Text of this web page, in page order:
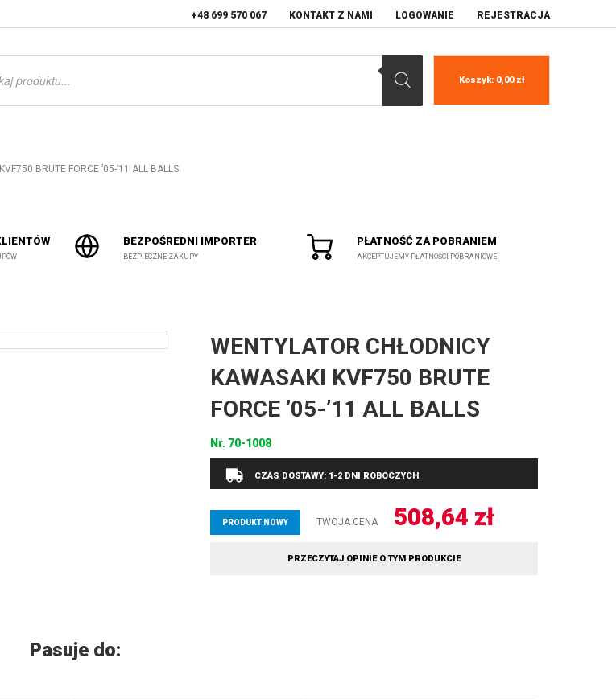
+48 699 570 067 KONTAKT Z NAMI LOGOWANIE REJESTRACJA
Koszyk: 0,00 zł
BRUTE FORCE ’05-’11 ALL BALLS
BEZPOŚREDNI IMPORTER
BEZPIECZNE ZAKUPY
PŁATNOŚĆ ZA POBRANIEM
AKCEPTUJEMY PŁATNOŚCI POBRANIOWE
WENTYLATOR CHŁODNICY
KAWASAKI KVF750 BRUTE
FORCE ’05-’11 ALL BALLS
Nr. 70-1008
CZAS DOSTAWY: 1-2 DNI ROBOCZYCH
PRODUKT NOWY TWOJA CENA 508,64 zł
PRZECZYTAJ OPINIE O TYM PRODUKCIE
Pasuje do: